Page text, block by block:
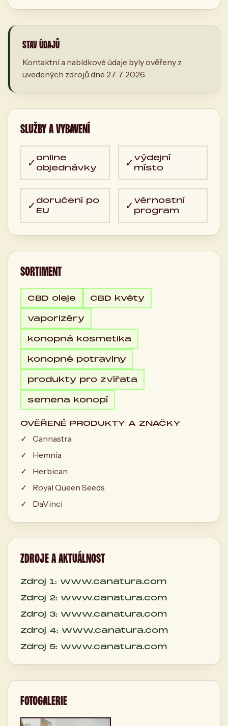
STAV ÚDAJŮ
Kontaktní a nabídkové údaje byly ověřeny z
uvedených zdrojů dne 27. 7. 2026.
SLUŽBY A VYBAVENÍ
✓ online
objednávky
✓ výdejní
místo
✓ doručení po
EU
✓ věrnostní
program
SORTIMENT
CBD oleje CBD květy
vaporizéry
konopná kosmetika
konopné potraviny
produkty pro zvířata
semena konopí
OVĚŘENÉ PRODUKTY A ZNAČKY
Cannastra
Hemnia
Herbican
Royal Queen Seeds
DaVinci
ZDROJE A AKTUÁLNOST
Zdroj 1: www.canatura.com
Zdroj 2: www.canatura.com
Zdroj 3: www.canatura.com
Zdroj 4: www.canatura.com
Zdroj 5: www.canatura.com
FOTOGALERIE